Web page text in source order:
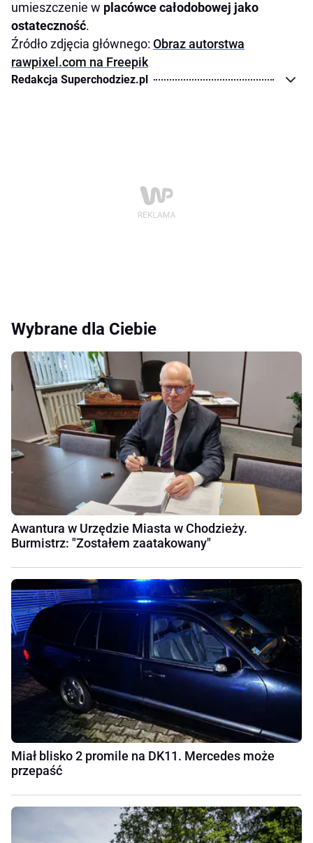
umieszczenie w placówce całodobowej jako
ostateczność.
Źródło zdjęcia głównego: Obraz autorstwa
rawpixel.com na Freepik
Redakcja Superchodziez.pl
Wybrane dla Ciebie
Awantura w Urzędzie Miasta w Chodzieży.
Burmistrz: "Zostałem zaatakowany"
Miał blisko 2 promile na DK11. Mercedes może
przepaść